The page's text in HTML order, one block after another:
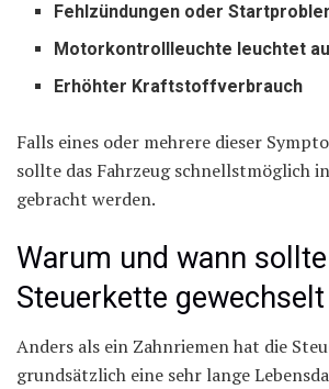
Fehlzündungen oder
Motorkontrollleuchte leuchtet
Erhöhter Kraftstoffverbrauch
Falls eines oder mehrere dieser
sollte das Fahrzeug schnellstmöglich
gebracht werden.
Warum und wann
Steuerkette
Anders als ein Zahnriemen hat die
grundsätzlich eine sehr lange